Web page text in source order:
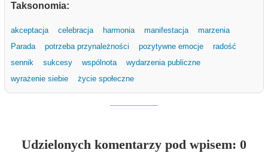
Taksonomia:
akceptacja celebracja harmonia manifestacja
marzenia
Parada
potrzeba przynależności pozytywne emocje
radość
sennik
sukcesy wspólnota
wydarzenia publiczne
wyrażenie siebie
życie społeczne
Udzielonych komentarzy pod wpisem: 0